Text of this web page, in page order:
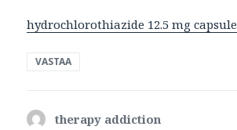
hydrochlorothiazide 12.5 mg capsule
VASTAA
therapy addiction